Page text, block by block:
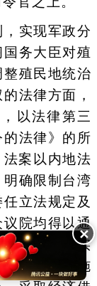
实现军政分
务大臣对殖
殖民地统治
法律方面，
以法律第三
法律》的所
案以内地法
确限制台湾
立法规定及
院均得以通
开始正式实
在具体措施
✕